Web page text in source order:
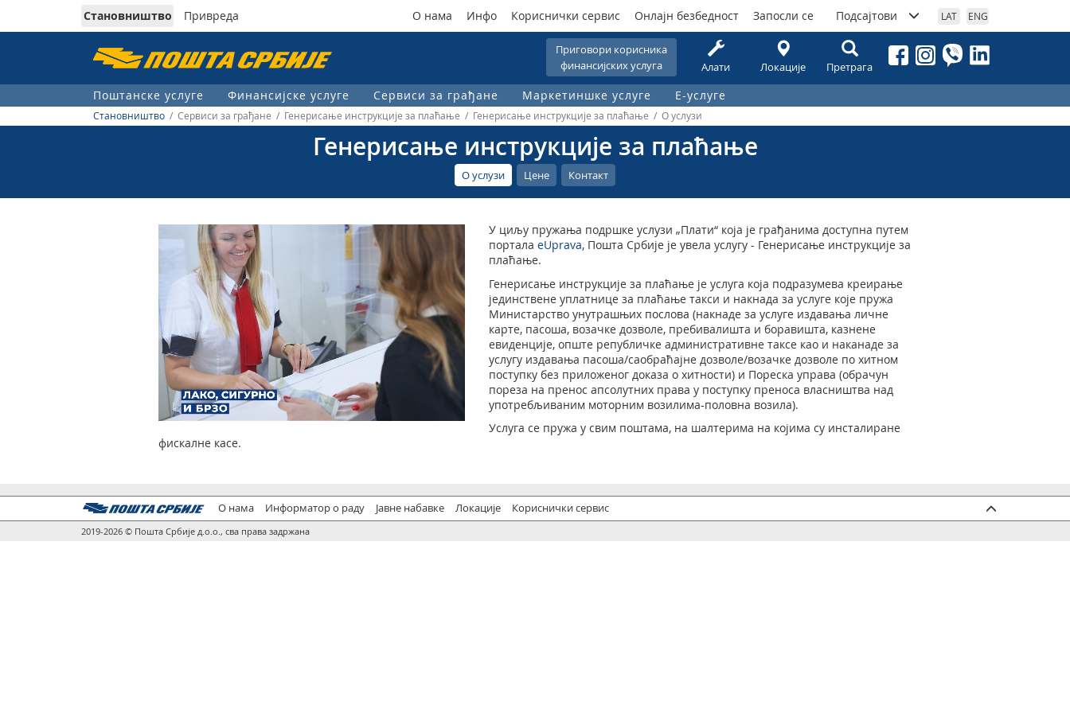
Пошта
Србије
д.о.о.
Становништво Привреда
Приговори корисника
финансијских услуга
Алати Локације Претрага
О нама Инфо Кориснички сервис Онлајн безбедност Запосли се Подсајтови LAT ENG
Поштанске услуге Финансијске услуге Сервиси за грађане Маркетиншке услуге Е-услуге
Становништво / Сервиси за грађане / Генерисање инструкције за плаћање / Генерисање инструкције за плаћање / О услузи
Генерисање инструкције за плаћање
О услузи Цене Контакт
У циљу пружања подршке услузи „Плати“ која је грађанима доступна путем
порталаeUprava, Пошта Србије је увела услугу - Генерисање инструкције за
плаћање.
Генерисање инструкције за плаћање је услуга која подразумева креирање
јединствене уплатнице за плаћање такси и накнада за услуге које пружа
Министарство унутрашњих послова (накнаде за услуге издавања личне
карте, пасоша, возачке дозволе, пребивалишта и боравишта, казнене
евиденције, опште републичке административне таксе као и наканаде за
услугу издавања пасоша/саобраћајне дозволе/возачке дозволе по хитном
поступку без приложеног доказа о хитности) и Пореска управа (обрачун
пореза на пренос апсолутних права у поступку преноса власништва над
употребљиваним моторним возилима-половна возила).
Услуга се пружа у свим поштама, на шалтерима на којима су инсталиране
фискалне касе.
О нама Информатор о раду Јавне набавке Локације Кориснички сервис
2019-2026 © Пошта Србије д.о.о., сва права задржана